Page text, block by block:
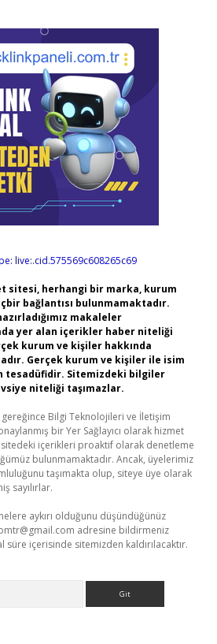
live:.cid.575569c608265c69
sitesi, herhangi bir marka, kurum
bağlantısı bulunmamaktadır.
makaleler
yer alan içerikler haber niteliği
kurum ve kişiler hakkında
Gerçek kurum ve kişiler ile isim
tesadüfidir. Sitemizdeki bilgiler
niteliği taşımazlar.
gereğince Bilgi Teknolojileri ve İletişim
bir Yer Sağlayıcı olarak hizmet
içerikleri proaktif olarak denetleme
bulunmamaktadır. Ancak, üyelerimiz
taşımakta olup, siteye üye olarak
sayılırlar.
aykırı olduğunu düşündüğünüz
adresine bildirmeniz
içerisinde sitemizden kaldırılacaktır.